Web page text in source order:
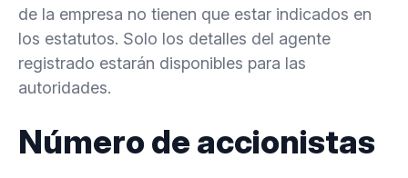
de la empresa no tienen que estar indicados en
los estatutos. Solo los detalles del agente
registrado estarán disponibles para las
autoridades.
Número de accionistas